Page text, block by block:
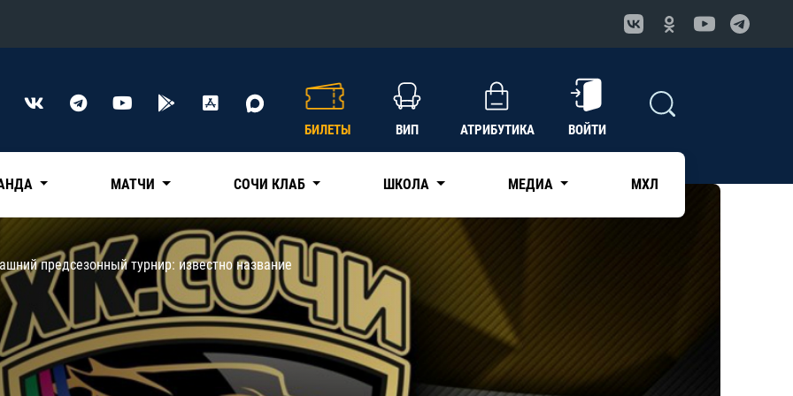
Конференция «Восток»
Нефтехимик
Трактор
Дивизион Чернышева
Авангард
Адмирал
КХЛ
БИЛЕТЫ ВИП АТРИБУТИКА ВОЙТИ
МАТЧИ СОЧИ КЛАБ ШКОЛА МЕДИА МХЛ
предсезонный турнир: известно название